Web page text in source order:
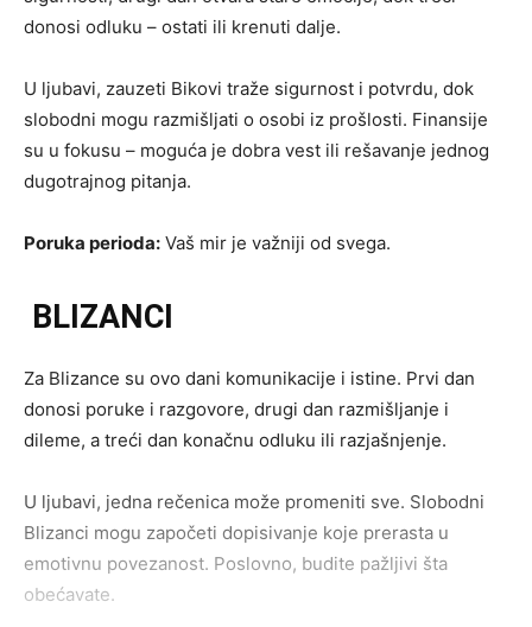
donosi odluku – ostati ili krenuti dalje.
U ljubavi, zauzeti Bikovi traže sigurnost i potvrdu, dok
slobodni mogu razmišljati o osobi iz prošlosti. Finansije
su u fokusu – moguća je dobra vest ili rešavanje jednog
dugotrajnog pitanja.
Poruka perioda: Vaš mir je važniji od svega.
BLIZANCI
Za Blizance su ovo dani komunikacije i istine. Prvi dan
donosi poruke i razgovore, drugi dan razmišljanje i
dileme, a treći dan konačnu odluku ili razjašnjenje.
U ljubavi, jedna rečenica može promeniti sve. Slobodni
Blizanci mogu započeti dopisivanje koje prerasta u
emotivnu povezanost. Poslovno, budite pažljivi šta
obećavate.